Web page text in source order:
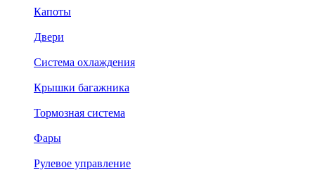
Капоты
Двери
Система охлаждения
Крышки багажника
Тормозная система
Фары
Рулевое управление